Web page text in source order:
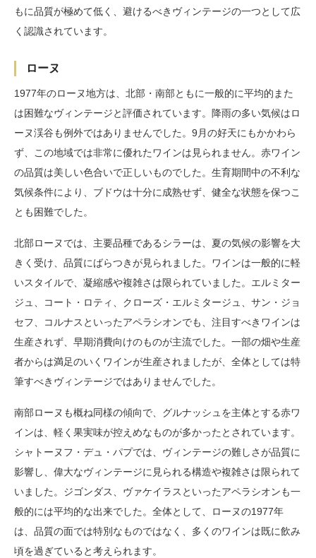
もに品質が極めて低く、避けるべきヴィンテージの一つとして広
く認識されています。
ローヌ
1977年のローヌ地方は、北部・南部ともに一般的に平均的また
は困難なヴィンテージと評価されています。降雨の多い気候はロ
ーヌ渓谷も例外ではありませんでした。9月の好天にもかかわら
ず、この地域では非常に優れたワインは見られません。赤ワイン
の品質は美しい色合いで正しいものでした。生育期間中の不利な
気候条件により、ブドウは十分に成熟せず、健全な状態を保つこ
とも困難でした。
北部ローヌでは、主要品種であるシラーは、夏の気候の影響を大
きく受け、品質にばらつきが見られました。ワインは一般的に軽
いスタイルで、凝縮感や複雑さは限られていました。エルミター
ジュ、コート・ロティ、クローズ・エルミタージュ、サン・ジョ
セフ、コルナスといったアペラシオンでも、注目すべきワインは
生産されず、早期消費向けのものが主流でした。一部の畑や生産
者からは満足のいくワインが生産されましたが、全体としては特
筆すべきヴィンテージではありませんでした。
南部ローヌも概ね同様の傾向で、グルナッシュを主体とする赤ワ
インは、軽く果実味が控えめなものが多かったとされています。
シャトーヌフ・デュ・パプでは、ヴィンテージの難しさが品質に
影響し、偉大なヴィンテージに見られる構造や複雑さは限られて
いました。ジゴンダス、ヴァケイラスといったアペラシオンも一
般的には平均的な出来でした。全体として、ローヌの1977年
は、品質の面では特別なものではなく、多くのワインは既に飲み
頃を過ぎていると考えられます。